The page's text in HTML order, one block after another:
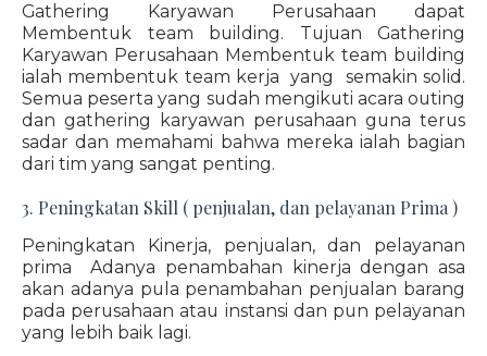
Gathering Karyawan Perusahaan dapat
Membentuk team building. Tujuan Gathering
Karyawan Perusahaan Membentuk team building
ialah membentuk team kerja yang semakin solid.
Semua peserta yang sudah mengikuti acara outing
dan gathering karyawan perusahaan guna terus
sadar dan memahami bahwa mereka ialah bagian
dari tim yang sangat penting.
3. Peningkatan Skill ( penjualan, dan pelayanan Prima )
Peningkatan Kinerja, penjualan, dan pelayanan
prima Adanya penambahan kinerja dengan asa
akan adanya pula penambahan penjualan barang
pada perusahaan atau instansi dan pun pelayanan
yang lebih baik lagi.